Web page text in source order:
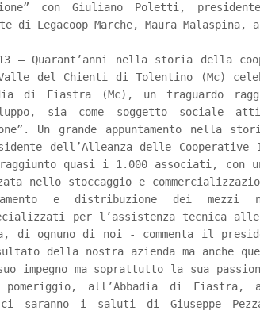
con Giuliano Poletti,
di Legacoop Marche, Maura
– Quarant’anni nella storia della
del Chienti di Tolentino (Mc)
di Fiastra (Mc), un traguardo
sia come soggetto sociale
Un grande appuntamento nella
dell’Alleanza delle
quasi i 1.000 associati, con
nello stoccaggio e
e distribuzione dei mezzi
per l’assistenza tecnica
di ognuno di noi - commenta il
della nostra azienda ma anche
impegno ma soprattutto la sua
pomeriggio, all’Abbadia di
ci saranno i saluti di Giuseppe